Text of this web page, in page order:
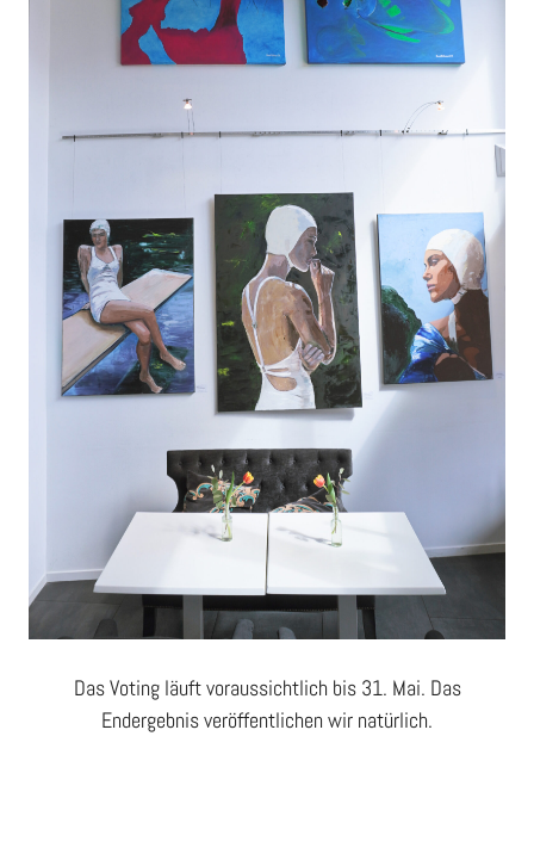
Das Voting läuft voraussichtlich bis 31. Mai. Das
Endergebnis veröffentlichen wir natürlich.